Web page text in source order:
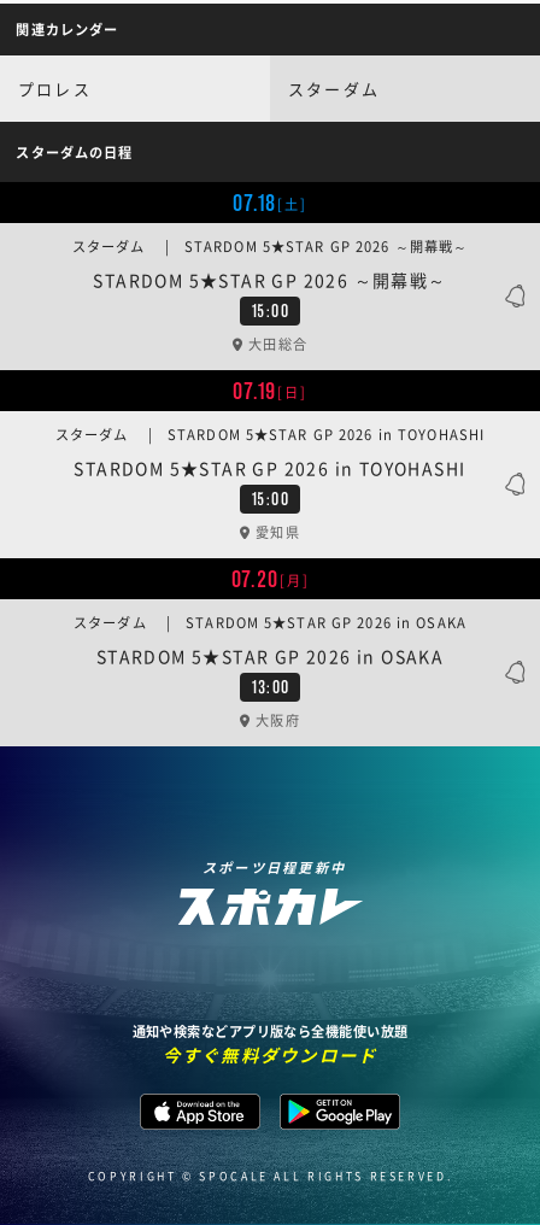
関連カレンダー
プロレス スターダム
スターダムの日程
07.18[土]
15:00
STARDOM 5★STAR GP 2026 ～開幕戦～
スターダム | STARDOM 5★STAR GP 2026 ～開幕戦～
大田総合
07.19[日]
15:00
STARDOM 5★STAR GP 2026 in TOYOHASHI
スターダム | STARDOM 5★STAR GP 2026 in TOYOHASHI
愛知県
07.20[月]
13:00
STARDOM 5★STAR GP 2026 in OSAKA
スターダム | STARDOM 5★STAR GP 2026 in OSAKA
大阪府
スポーツ日程更新中
通知や検索などアプリ版なら全機能使い放題
今すぐ無料ダウンロード
COPYRIGHT © SPOCALE ALL RIGHTS RESERVED.